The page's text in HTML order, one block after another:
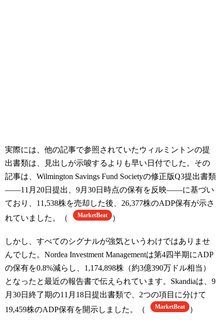
実際には、他の記事で参照されていたウィルミントンの提
出書類は、見出しが示唆するよりも早い日付でした。その
記事は、Wilmington Savings Fund Societyの修正版Q3提出書類
――11月20日提出、9月30日時点の保有を反映――に基づい
ており、11,538株を売却した後、26,377株のADP保有が示さ
れていました。（
MarketBeat ）
しかし、すべてのシグナルが強気というわけではありませ
んでした。Nordea Investment Managementは第4四半期にADP
の保有を0.8%減らし、1,174,898株（約3億390万ドル相当）
となったと最近の報告書で伝えられています。Skandiaは、9
月30日終了期の11月18日提出書類で、2つの項目に分けて
19,459株のADP保有を開示しました。（
MarketBeat ）